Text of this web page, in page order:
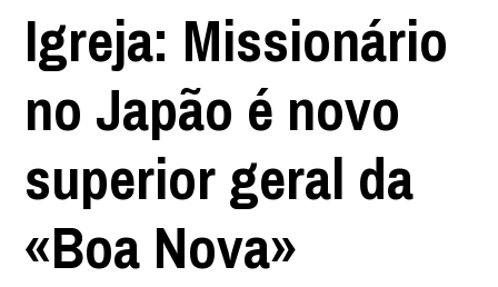
Igreja: Missionário
no Japão é novo
superior geral da
«Boa Nova»